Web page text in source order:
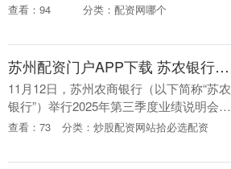
上涨，盘中一度触及涨停，换手率高达
定，....
查看：94 分类：配资网哪个
苏州配资门户APP下载 苏农银行举行业绩说明会 新行长回应投资者关切
11月12日，苏州农商银行（以下简称“苏农
银行”）举行2025年第三季度业绩说明会，
该行董事长及多名高管围绕三季度的经营
行长....
查看：73 分类：炒股配资网站拾必选配资